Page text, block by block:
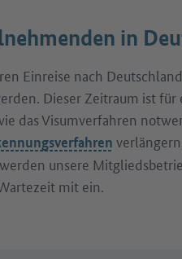
in
Einreise nach
Dieser Zeitraum ist
das Visumverfahren
unsere
mit ein.